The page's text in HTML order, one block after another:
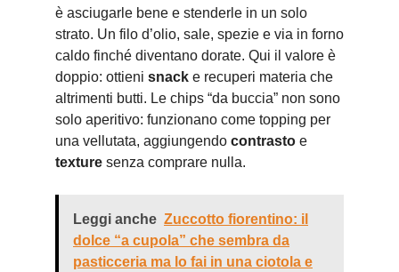
è asciugarle bene e stenderle in un solo
strato. Un filo d’olio, sale, spezie e via in forno
caldo finché diventano dorate. Qui il valore è
doppio: ottieni snack e recuperi materia che
altrimenti butti. Le chips “da buccia” non sono
solo aperitivo: funzionano come topping per
una vellutata, aggiungendo contrasto e
texture senza comprare nulla.
Leggi anche Zuccotto fiorentino: il
dolce “a cupola” che sembra da
pasticceria ma lo fai in una ciotola e